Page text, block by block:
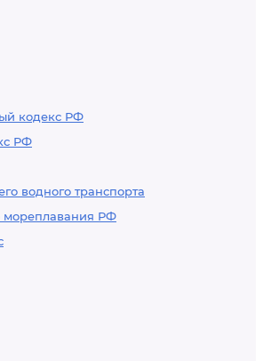
кодекс РФ
РФ
водного транспорта
мореплавания РФ